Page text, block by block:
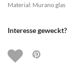
Material: Murano glas
Interesse geweckt?